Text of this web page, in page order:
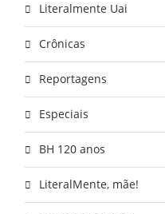
Literalmente Uai
Crônicas
Reportagens
Especiais
BH 120 anos
LiteralMente, mãe!